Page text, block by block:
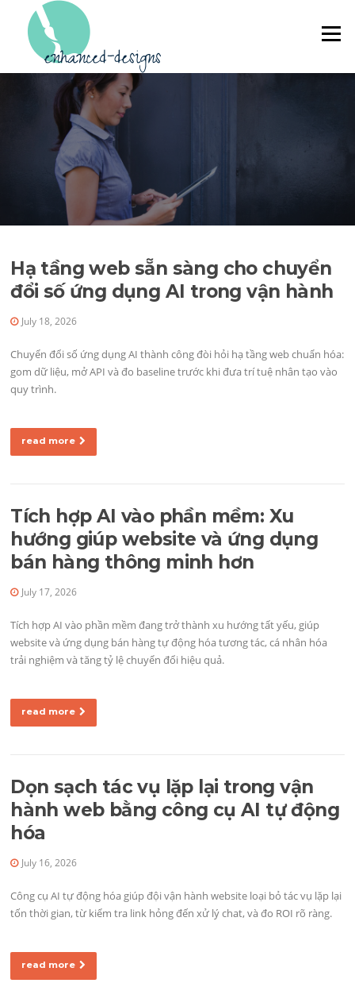
Skip to content
Menu
Hạ tầng web sẵn sàng cho chuyển
đổi số ứng dụng AI trong vận hành
July 18, 2026
Chuyển đổi số ứng dụng AI thành công đòi hỏi hạ tầng web chuẩn hóa:
gom dữ liệu, mở API và đo baseline trước khi đưa trí tuệ nhân tạo vào
quy trình.
read more
Tích hợp AI vào phần mềm: Xu
hướng giúp website và ứng dụng
bán hàng thông minh hơn
July 17, 2026
Tích hợp AI vào phần mềm đang trở thành xu hướng tất yếu, giúp
website và ứng dụng bán hàng tự động hóa tương tác, cá nhân hóa
trải nghiệm và tăng tỷ lệ chuyển đổi hiệu quả.
read more
Dọn sạch tác vụ lặp lại trong vận
hành web bằng công cụ AI tự động
hóa
July 16, 2026
Công cụ AI tự động hóa giúp đội vận hành website loại bỏ tác vụ lặp lại
tốn thời gian, từ kiểm tra link hỏng đến xử lý chat, và đo ROI rõ ràng.
read more